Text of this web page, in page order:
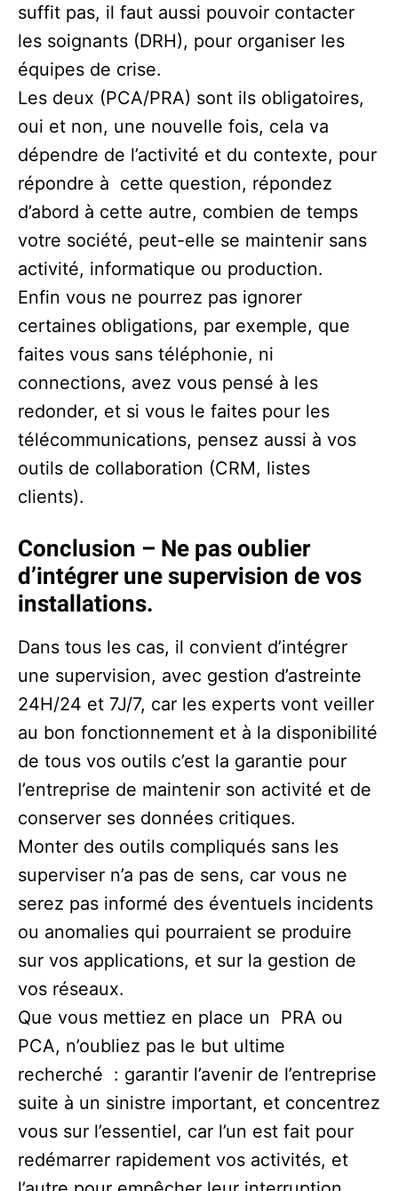
suffit pas, il faut aussi pouvoir contacter
les soignants (DRH), pour organiser les
équipes de crise.
Les deux (PCA/PRA) sont ils obligatoires,
oui et non, une nouvelle fois, cela va
dépendre de l’activité et du contexte, pour
répondre à cette question, répondez
d’abord à cette autre, combien de temps
votre société, peut-elle se maintenir sans
activité, informatique ou production.
Enfin vous ne pourrez pas ignorer
certaines obligations, par exemple, que
faites vous sans téléphonie, ni
connections, avez vous pensé à les
redonder, et si vous le faites pour les
télécommunications, pensez aussi à vos
outils de collaboration (CRM, listes
clients).
Conclusion – Ne pas oublier
d’intégrer une supervision de vos
installations.
Dans tous les cas, il convient d’intégrer
une supervision, avec gestion d’astreinte
24H/24 et 7J/7, car les experts vont veiller
au bon fonctionnement et à la disponibilité
de tous vos outils c’est la garantie pour
l’entreprise de maintenir son activité et de
conserver ses données critiques.
Monter des outils compliqués sans les
superviser n’a pas de sens, car vous ne
serez pas informé des éventuels incidents
ou anomalies qui pourraient se produire
sur vos applications, et sur la gestion de
vos réseaux.
Que vous mettiez en place un PRA ou
PCA, n’oubliez pas le but ultime
recherché : garantir l’avenir de l’entreprise
suite à un sinistre important, et concentrez
vous sur l’essentiel, car l’un est fait pour
redémarrer rapidement vos activités, et